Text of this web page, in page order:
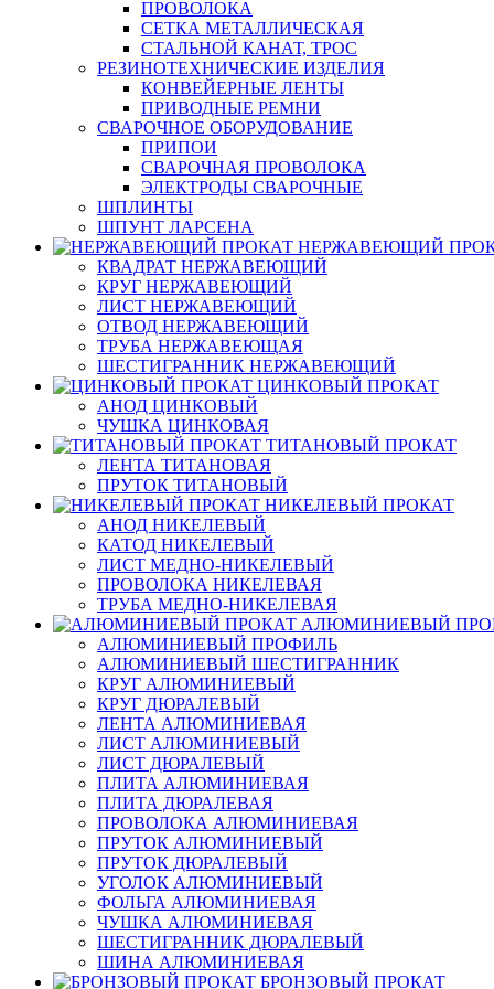
ПРОВОЛОКА
СЕТКА МЕТАЛЛИЧЕСКАЯ
СТАЛЬНОЙ КАНАТ, ТРОС
РЕЗИНОТЕХНИЧЕСКИЕ ИЗДЕЛИЯ
КОНВЕЙЕРНЫЕ ЛЕНТЫ
ПРИВОДНЫЕ РЕМНИ
СВАРОЧНОЕ ОБОРУДОВАНИЕ
ПРИПОИ
СВАРОЧНАЯ ПРОВОЛОКА
ЭЛЕКТРОДЫ СВАРОЧНЫЕ
ШПЛИНТЫ
ШПУНТ ЛАРСЕНА
НЕРЖАВЕЮЩИЙ
КВАДРАТ НЕРЖАВЕЮЩИЙ
КРУГ НЕРЖАВЕЮЩИЙ
ЛИСТ НЕРЖАВЕЮЩИЙ
ОТВОД НЕРЖАВЕЮЩИЙ
ТРУБА НЕРЖАВЕЮЩАЯ
ШЕСТИГРАННИК НЕРЖАВЕЮЩИЙ
ЦИНКОВЫЙ ПРОКАТ
АНОД ЦИНКОВЫЙ
ЧУШКА ЦИНКОВАЯ
ТИТАНОВЫЙ ПРОКАТ
ЛЕНТА ТИТАНОВАЯ
ПРУТОК ТИТАНОВЫЙ
НИКЕЛЕВЫЙ ПРОКАТ
АНОД НИКЕЛЕВЫЙ
КАТОД НИКЕЛЕВЫЙ
ЛИСТ МЕДНО-НИКЕЛЕВЫЙ
ПРОВОЛОКА НИКЕЛЕВАЯ
ТРУБА МЕДНО-НИКЕЛЕВАЯ
АЛЮМИНИЕВЫЙ
АЛЮМИНИЕВЫЙ ПРОФИЛЬ
АЛЮМИНИЕВЫЙ ШЕСТИГРАННИК
КРУГ АЛЮМИНИЕВЫЙ
КРУГ ДЮРАЛЕВЫЙ
ЛЕНТА АЛЮМИНИЕВАЯ
ЛИСТ АЛЮМИНИЕВЫЙ
ЛИСТ ДЮРАЛЕВЫЙ
ПЛИТА АЛЮМИНИЕВАЯ
ПЛИТА ДЮРАЛЕВАЯ
ПРОВОЛОКА АЛЮМИНИЕВАЯ
ПРУТОК АЛЮМИНИЕВЫЙ
ПРУТОК ДЮРАЛЕВЫЙ
УГОЛОК АЛЮМИНИЕВЫЙ
ФОЛЬГА АЛЮМИНИЕВАЯ
ЧУШКА АЛЮМИНИЕВАЯ
ШЕСТИГРАННИК ДЮРАЛЕВЫЙ
ШИНА АЛЮМИНИЕВАЯ
БРОНЗОВЫЙ ПРОКАТ